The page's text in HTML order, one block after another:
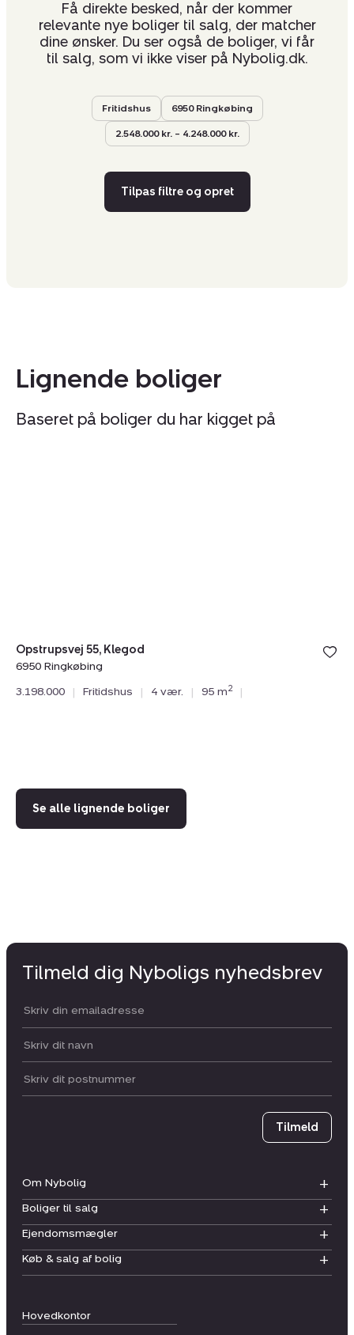
Få direkte besked, når der kommer
relevante nye boliger til salg, der matcher
dine ønsker. Du ser også de boliger, vi får
til salg, som vi ikke viser på Nybolig.dk.
Fritidshus 6950 Ringkøbing
2.548.000 kr. – 4.248.000 kr.
Tilpas filtre og opret
Lignende boliger
Baseret på boliger du har kigget på
Opstrupsvej 55, Klegod
6950 Ringkøbing
3.198.000
| Fritidshus | 4 vær. | 95 m2 |
Se alle lignende boliger
Hovedkontor
Om Nybolig
Boliger til salg
Ejendomsmægler
Køb & salg af bolig
Tilmeld dig Nyboligs nyhedsbrev
Din email:
Dit navn:
Postnummer
Tilmeld